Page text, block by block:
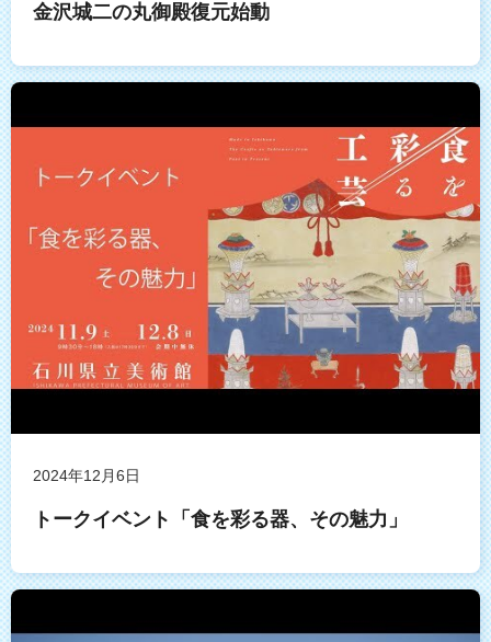
金沢城二の丸御殿復元始動
2024年12月6日
トークイベント「食を彩る器、その魅力」